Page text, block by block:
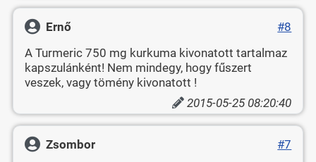
Ernő
#8
A Turmeric 750 mg kurkuma kivonatott tartalmaz
kapszulánként! Nem mindegy, hogy fűszert
veszek, vagy tömény kivonatott !
2015-05-25 08:20:40
Zsombor
#7